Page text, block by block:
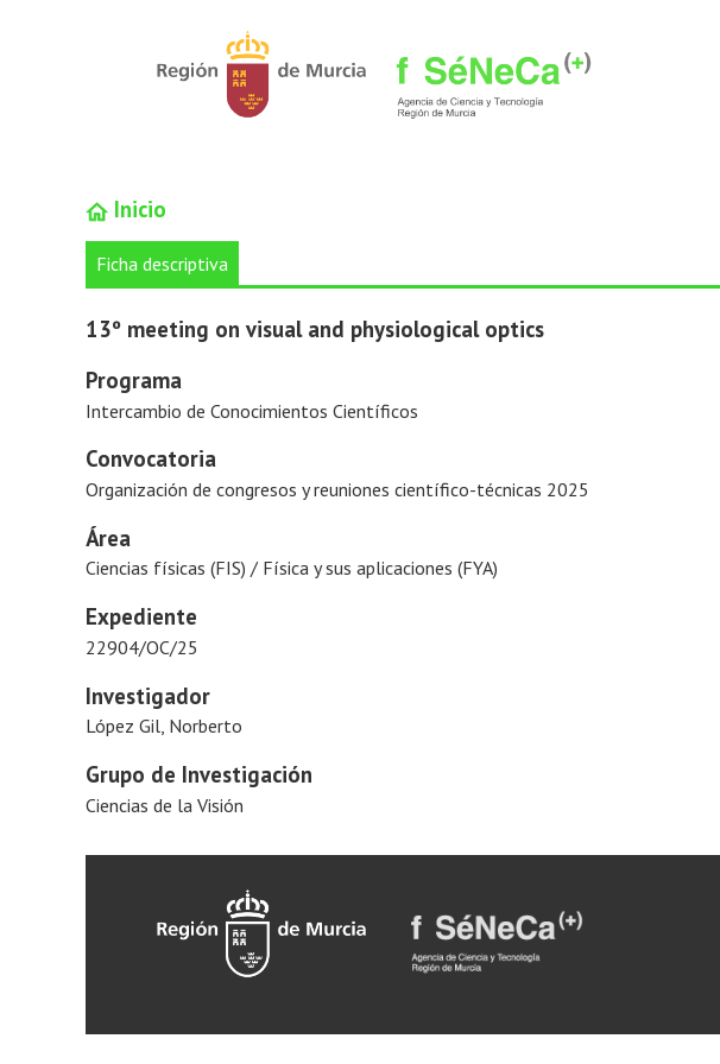
Inicio
Ficha descriptiva
13º meeting on visual and physiological optics
Programa
Intercambio de Conocimientos Científicos
Convocatoria
Organización de congresos y reuniones científico-técnicas 2025
Área
Ciencias físicas (FIS) / Física y sus aplicaciones (FYA)
Expediente
22904/OC/25
Investigador
López Gil, Norberto
Grupo de Investigación
Ciencias de la Visión